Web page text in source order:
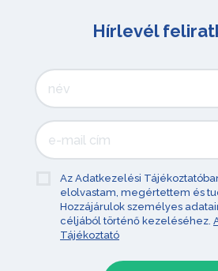
Hírlevél
Az Adatkezelési
elolvastam, megértettem és
Hozzájárulok személyes
céljából történő kezeléséhez.
Tájékoztató